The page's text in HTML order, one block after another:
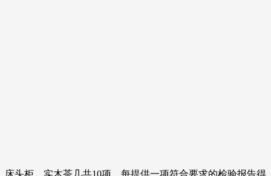
头柜、实木茶几共10项，每提供一项符合要求的检验报告得